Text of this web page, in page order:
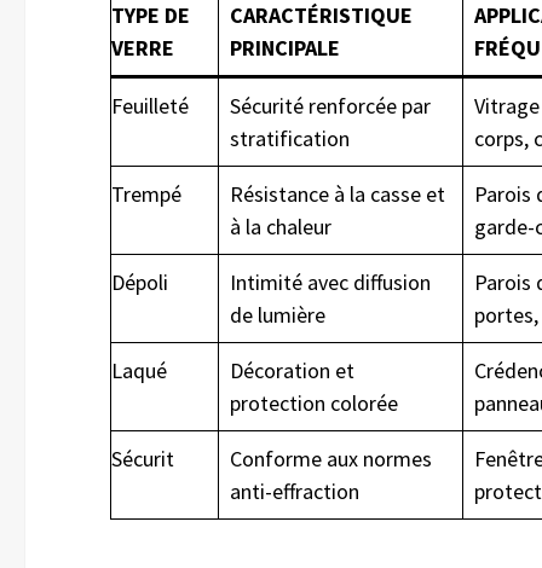
TYPE DE
VERRE
CARACTÉRISTIQUE
PRINCIPALE
Feuilleté
Sécurité renforcée par
stratification
corps,
Trempé
Résistance à la casse et
à la chaleur
Parois
garde-
Dépoli
Intimité avec diffusion
de lumière
Parois
Laqué
Décoration et
protection colorée
Sécurit
Conforme aux normes
anti-effraction